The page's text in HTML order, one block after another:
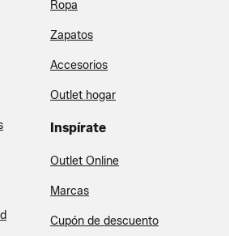
Ropa
Zapatos
Accesorios
Outlet hogar
Inspírate
Outlet Online
Marcas
Cupón de descuento